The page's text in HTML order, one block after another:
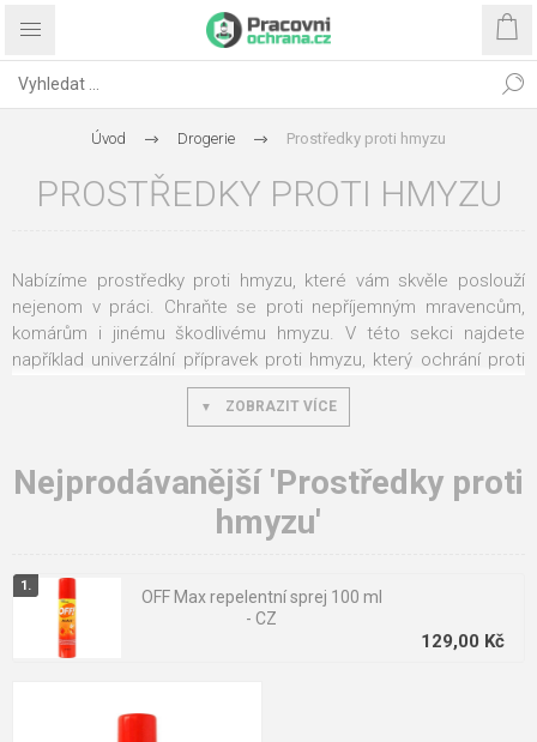
Úvod Drogerie Prostředky proti hmyzu
PROSTŘEDKY PROTI HMYZU
Nabízíme prostředky proti hmyzu, které vám skvěle poslouží
nejenom v práci. Chraňte se proti nepříjemným mravencům,
komárům i jinému škodlivému hmyzu. V této sekci najdete
například univerzální přípravek proti hmyzu, který ochrání proti
komárům a tygřím komárům, ale také proti klíšťatům. Je tedy
vhodný hlavně pro osoby, které pracují a pohybují se venku
Naše prostředky proti hmyzu se vám mohou hodit nejenom
venku, ale také ve vnitřních prostorách. Takoví komáři se
dostanou všude, a ať už je to v kanceláři nebo doma, vždy je
vstříc a dodali vám na vaše pracoviště opravdu kvalitní a
efektivní ochranné prostředky proti hmyzu, a to za velmi
příjemné ceny.
ZOBRAZIT VÍCE
Nejprodávanější 'Prostředky proti
hmyzu'
OFF Max repelentní sprej 100 ml
- CZ
129,00 Kč